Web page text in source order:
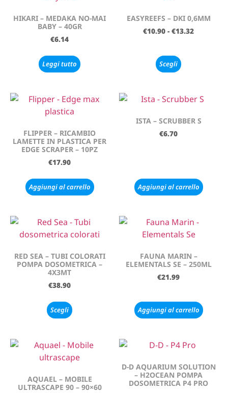
HIKARI – MEDAKA NO-MAI
BABY – 40GR
€6.14
Leggi tutto
EASYREEFS – DKI 0,6MM
€10.90 - €13.32
Scegli
FLIPPER – RICAMBIO
LAMETTE IN PLASTICA PER
EDGE SCRAPER – 10PZ
€17.90
Aggiungi al carrello
ISTA – SCRUBBER S
€6.70
Aggiungi al carrello
RED SEA – TUBI COLORATI
POMPA DOSOMETRICA –
4X3MT
€38.90
Scegli
FAUNA MARIN –
ELEMENTALS SE – 250ML
€21.99
Aggiungi al carrello
AQUAEL – MOBILE
ULTRASCAPE 90 – 90×60
D-D AQUARIUM SOLUTION
– H2OCEAN POMPA
DOSOMETRICA P4 PRO